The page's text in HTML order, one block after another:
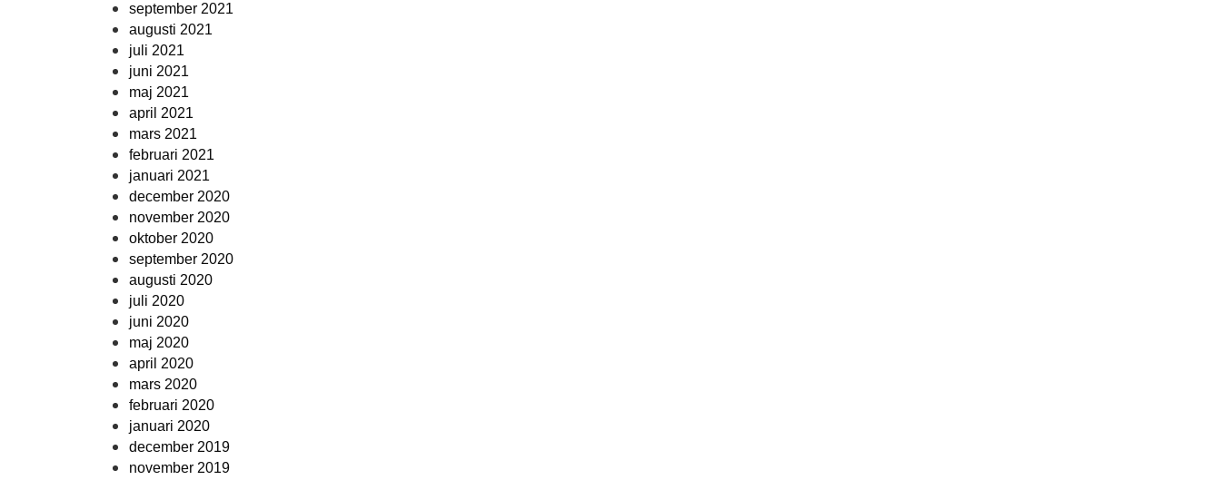
september 2021
augusti 2021
juli 2021
juni 2021
maj 2021
april 2021
mars 2021
februari 2021
januari 2021
december 2020
november 2020
oktober 2020
september 2020
augusti 2020
juli 2020
juni 2020
maj 2020
april 2020
mars 2020
februari 2020
januari 2020
december 2019
november 2019